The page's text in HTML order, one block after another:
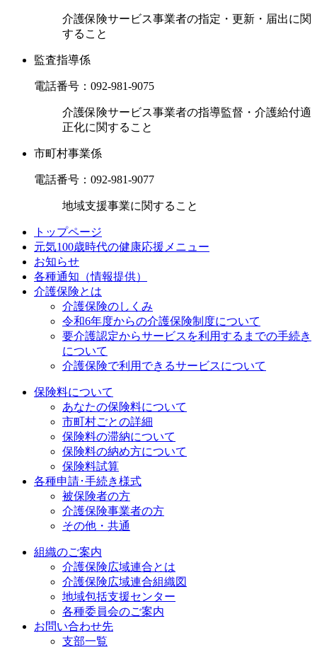
介護保険サービス事業者の指定・更新・届出に関
すること
監査指導係
電話番号： 092-981-9075
介護保険サービス事業者の指導監督・介護給付適
正化に関すること
市町村事業係
電話番号： 092-981-9077
地域支援事業に関すること
トップページ
元気100歳時代の健康応援メニュー
お知らせ
各種通知（情報提供）
介護保険とは
介護保険のしくみ
令和6年度からの介護保険制度について
要介護認定からサービスを利用するまでの⼿続き
について
介護保険で利用できるサービスについて
保険料について
あなたの保険料について
市町村ごとの詳細
保険料の滞納について
保険料の納め方について
保険料試算
各種申請･手続き様式
被保険者の方
介護保険事業者の方
その他・共通
組織のご案内
介護保険広域連合とは
介護保険広域連合組織図
地域包括支援センター
各種委員会のご案内
お問い合わせ先
支部一覧